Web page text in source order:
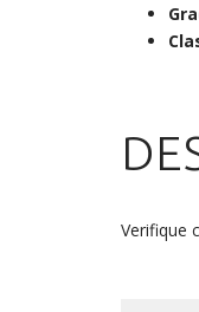
Verifique